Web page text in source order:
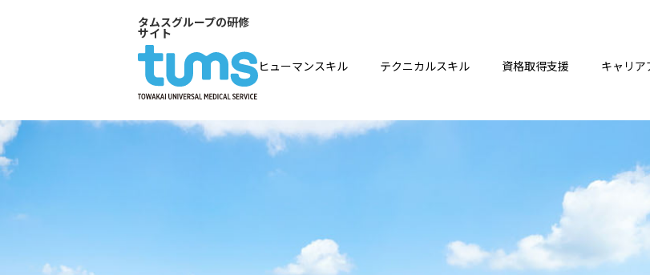
タムスグループの研修
サイト
ヒューマンスキル
内定者研修
新卒研修
リーダー基礎研修
管理者研修
テクニカルスキル
看護
医療事務
リハビリテーション
資格取得支援
インタビュー／介護福
キャリア
イ
イ
イ